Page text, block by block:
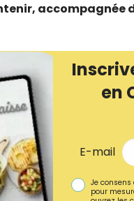
accompagnée
en
E-mail
Je
pour